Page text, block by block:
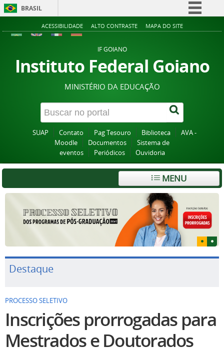
BRASIL
Simplifique!
Acesso à informação
Legislação
Canais
ACESSIBILIDADE ALTO CONTRASTE MAPA DO SITE
IF GOIANO
Instituto Federal Goiano
MINISTÉRIO DA EDUCAÇÃO
SUAP Contato Pag Tesouro Biblioteca
AVA -
Moodle
Documentos
Sistema de
eventos
Periódicos Ouvidoria
MENU
Destaque
PROCESSO SELETIVO
Inscrições prorrogadas para
Mestrados e Doutorados